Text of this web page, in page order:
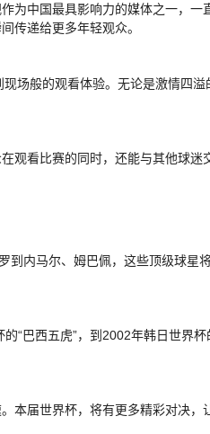
为中国最具影响力的媒体之一，一
传递给更多年轻观众。
场般的观看体验。无论是激情四溢
观看比赛的同时，还能与其他球迷
到内马尔、姆巴佩，这些顶级球星
“巴西五虎”，到2002年韩日世界杯
本届世界杯，将有更多精彩对决，